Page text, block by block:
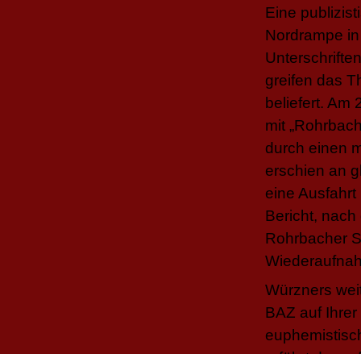
Eine
Nordrampe
greifen das
beliefert. Am
mit
durch einen
erschien an
eine
Bericht, nach
Rohrbacher
Würzners
BAZ auf